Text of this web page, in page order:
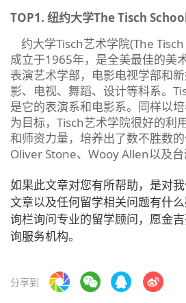
TOP1. 纽约大学The Tisch
约大学Tisch艺术学院(The
成立于1965年，是全美最佳的美
表演艺术学部，电影电视学部和
影、电视、舞蹈、设计等科系。
是它的表演系和电影系。同样以
为目标，Tisch艺术学院很好的利
和师资力量，培养出了数不胜数
Oliver Stone、Wooy Allen以及台
如果此文章对您有所帮助，是对
文章以及任何留学相关问题有什
询栏询问专业的留学顾问，愿金
询服务机构。
分享到